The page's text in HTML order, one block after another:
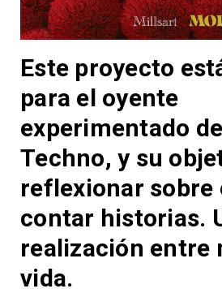
Este proyecto
para el oyente
experimentado
Techno, y su
reflexionar sobre
contar historias.
realización entre
vida.